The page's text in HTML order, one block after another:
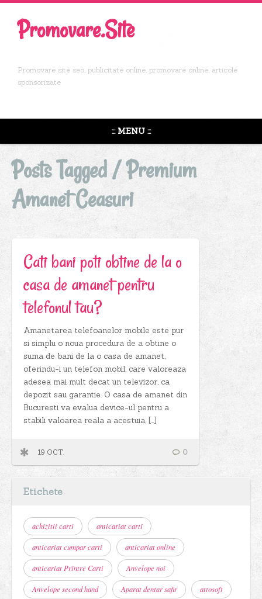
Promovare.Site
Promovare site seo, publicitate online, promovare online, articole
sponsorizate
::: MENU :::
Posts Tagged /Premium
Amanet Ceasuri
Cati bani poti obtine de la o
casa de amanet pentru
telefonul tau?
Amanetarea telefoanelor mobile este pur
si simplu o noua procedura de a obtine o
suma de bani de la o casa de amanet,
oferindu-i un telefon mobil, care valoreaza
adesea mai mult decat un televizor, ca
depozit sau garantie. O casa de amanet din
Bucuresti va evalua device-ul pentru a
stabili valoarea reala a acestuia, […]
19 OCT. 0
Etichete
achizitii carti anticariat carti
anticariat cumpar carti anticariat online
anticariat Printre Carti Anvelope noi
Anvelope second hand Aparat dentar safir attosoft